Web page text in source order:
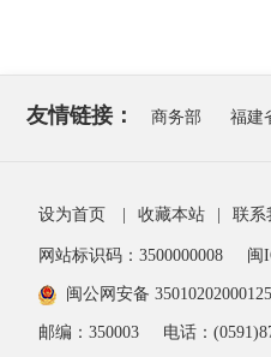
友情链接： 商务部 福建
设为首页 收藏本站 联系
网站标识码：3500000008 闽
闽公网安备
邮编：350003 电话：